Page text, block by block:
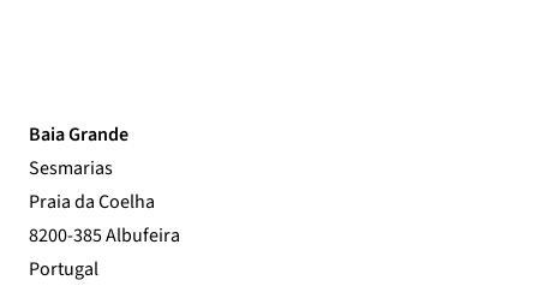
Baia Grande
Sesmarias
Praia da Coelha
8200-385 Albufeira
Portugal